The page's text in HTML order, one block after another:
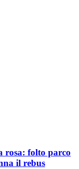
rosa: folto parco
il rebus